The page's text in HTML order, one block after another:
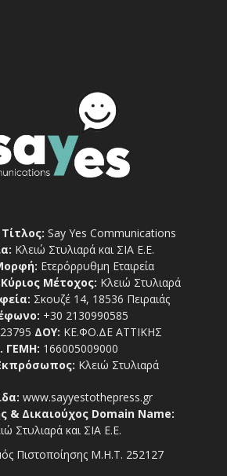
Say Yes Communications
Κλειώ Στυλιαρά και ΣΙΑ Ε.Ε.
Ετερόρρυθμη Εταιρεία
Μέτοχος: Κλειώ Στυλιαρά
Σκουζέ 14, 18536 Πειραιάς
+30 2130990585
ΔΟΥ: ΚΕ.ΦΟ.ΔΕ ΑΤΤΙΚΗΣ
ΓΕΜΗ: 166005009000
Κλειώ Στυλιαρά
www.sayyestothepress.gr
& Δικαιούχος Domain Name:
Στυλιαρά και ΣΙΑ Ε.Ε.
Πιστοποίησης Μ.Η.Τ. 252127